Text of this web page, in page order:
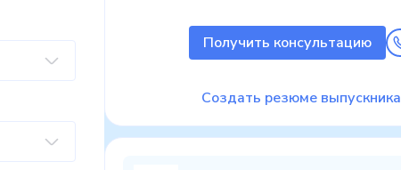
Получить консультацию
Создать резюме выпускника